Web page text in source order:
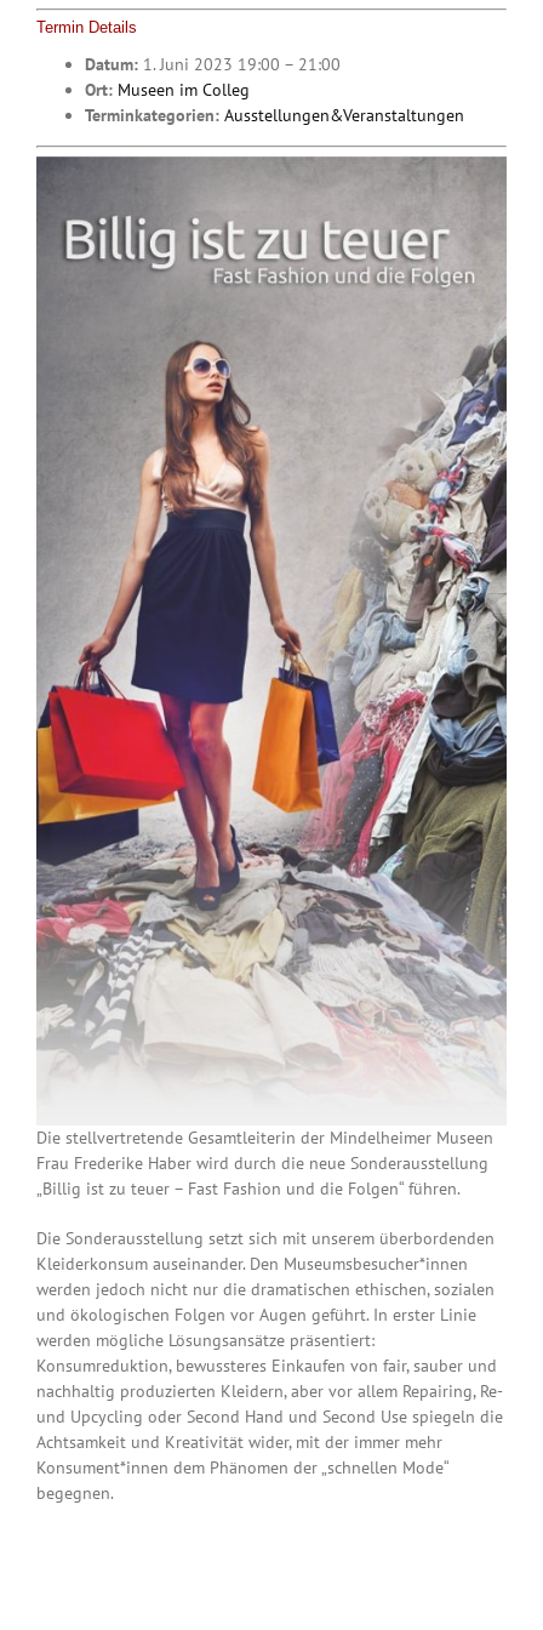
Termin Details
Datum: 1. Juni 2023 19:00 – 21:00
Ort: Museen im Colleg
Terminkategorien: Ausstellungen&Veranstaltungen
Die stellvertretende Gesamtleiterin der Mindelheimer Museen
Frau Frederike Haber wird durch die neue Sonderausstellung
„Billig ist zu teuer – Fast Fashion und die Folgen“ führen.
Die Sonderausstellung setzt sich mit unserem überbordenden
Kleiderkonsum auseinander. Den Museumsbesucher*innen
werden jedoch nicht nur die dramatischen ethischen, sozialen
und ökologischen Folgen vor Augen geführt. In erster Linie
werden mögliche Lösungsansätze präsentiert:
Konsumreduktion, bewussteres Einkaufen von fair, sauber und
nachhaltig produzierten Kleidern, aber vor allem Repairing, Re-
und Upcycling oder Second Hand und Second Use spiegeln die
Achtsamkeit und Kreativität wider, mit der immer mehr
Konsument*innen dem Phänomen der „schnellen Mode“
begegnen.